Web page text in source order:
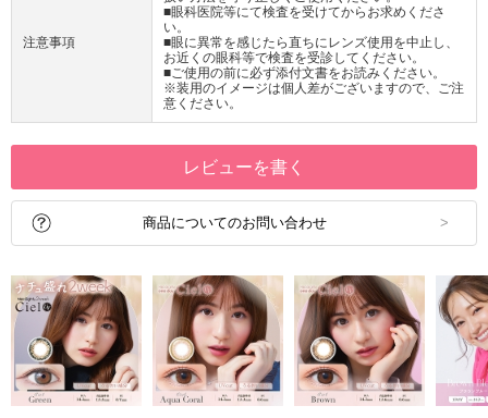
注意事項
■眼科医院等にて検査を受けてからお求めくださ
い。
■眼に異常を感じたら直ちにレンズ使用を中止し、
お近くの眼科等で検査を受診してください。
■ご使用の前に必ず添付文書をお読みください。
※装用のイメージは個人差がございますので、ご注
意ください。
レビューを書く
商品についてのお問い合わせ